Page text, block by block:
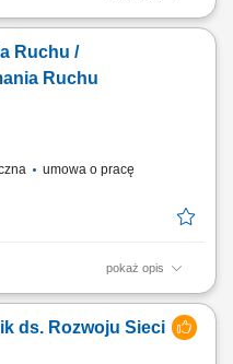
ciągłości i
m.in.: Naprawy
i testujących. Szybką
Ruchu /
Ruchu
umowa o pracę
pokaż opis
technicznej maszyn
do pracy oraz przeglądów
usterek w parku maszynowym,
ds. Rozwoju Sieci